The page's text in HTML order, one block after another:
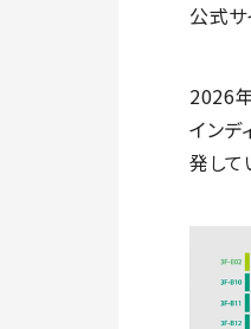
公式サ
2026
インデ
発して